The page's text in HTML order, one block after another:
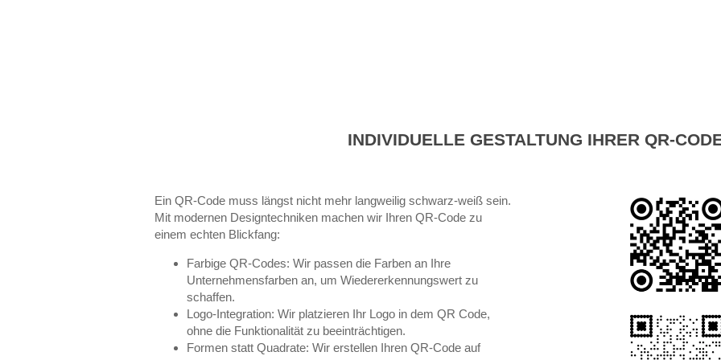
INDIVIDUELLE GESTALTUNG IHRER QR-
Ein QR-Code muss längst nicht mehr langweilig schwarz-weiß sein.
Mit modernen Designtechniken machen wir Ihren QR-Code zu
einem echten Blickfang:
Farbige QR-Codes: Wir passen die Farben an Ihre
Unternehmensfarben an, um Wiedererkennungswert zu
schaffen.
Logo-Integration: Wir platzieren Ihr Logo in dem QR Code,
ohne die Funktionalität zu beeinträchtigen.
Formen statt Quadrate: Wir erstellen Ihren QR-Code auf